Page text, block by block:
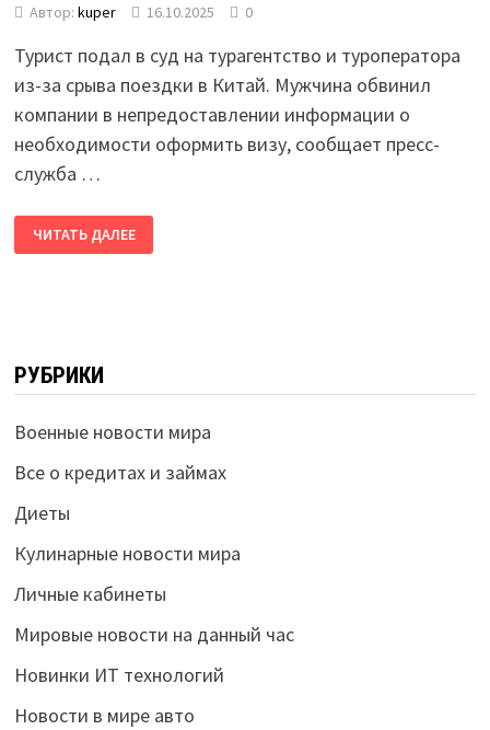
Автор: kuper 16.10.2025 0
Турист подал в суд на турагентство и туроператора
из-за срыва поездки в Китай. Мужчина обвинил
компании в непредоставлении информации о
необходимости оформить визу, сообщает пресс-
служба …
ЧИТАТЬ ДАЛЕЕ
РУБРИКИ
Военные новости мира
Все о кредитах и займах
Диеты
Кулинарные новости мира
Личные кабинеты
Мировые новости на данный час
Новинки ИТ технологий
Новости в мире авто